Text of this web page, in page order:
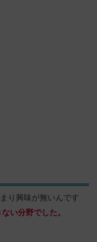
り興味が無いんです
い分野でした。